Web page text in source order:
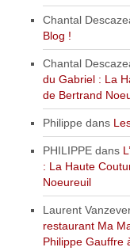
Chantal
Blog !
Chantal
du Gabriel : La
de Bertrand
Philippe dans
PHILIPPE dans
: La Haute
Noeureuil
Laurent
restaurant Ma
Philippe Gauffre